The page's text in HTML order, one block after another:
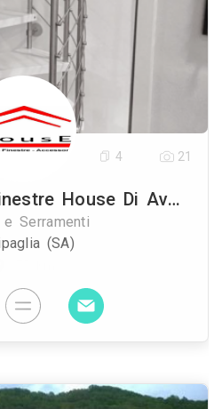
House Porte E Finestre House Di Avallone Danilo
Serramenti
(SA)
4 21